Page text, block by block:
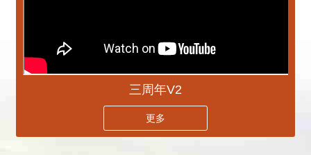
三周年V2
更多